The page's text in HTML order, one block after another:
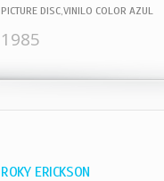
PICTURE DISC,VINILO COLOR AZUL
1985
ROKY ERICKSON